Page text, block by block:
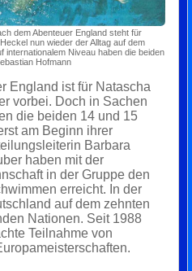
dem Abenteuer England steht für
nun wieder der Alltag auf dem
internationalem Niveau haben die beiden
Hofmann
England ist für Natascha
vorbei. Doch in Sachen
die beiden 14 und 15
am Beginn ihrer
Barbara
haben mit der
in der Gruppe den
erreicht. In der
auf dem zehnten
Nationen. Seit 1988
Teilnahme von